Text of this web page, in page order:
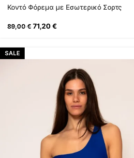
Κοντό Φόρεμα με Εσωτερικό Σορτς
89,00€ 71,20 €
SALE